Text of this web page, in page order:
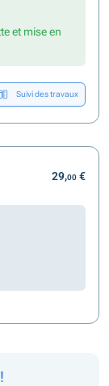
et mise en
Suivi des travaux
29,00 €